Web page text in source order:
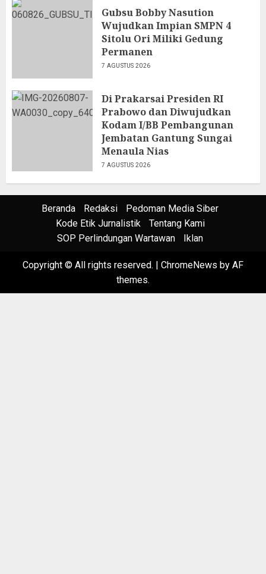
Gubsu Bobby Nasution
Wujudkan Impian SMPN 4
Sitolu Ori Miliki Gedung
Permanen
7 AGUSTUS 2026
Di Prakarsai Presiden RI
Prabowo dan Diwujudkan
Kodam I/BB Pembangunan
Jembatan Gantung Sungai
Menaula Nias
7 AGUSTUS 2026
Beranda Redaksi
Pedoman Media Siber
Kode Etik Jurnalistik
Tentang Kami
SOP Perlindungan Wartawan
Iklan
Copyright © All rights reserved. | ChromeNews by AF
themes.